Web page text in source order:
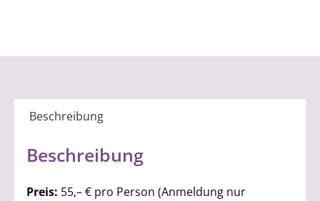
Beschreibung
Beschreibung
Preis: 55,– € pro Person (Anmeldung nur